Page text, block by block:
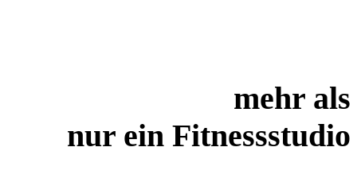
mehr als
nur ein Fitnessstudio